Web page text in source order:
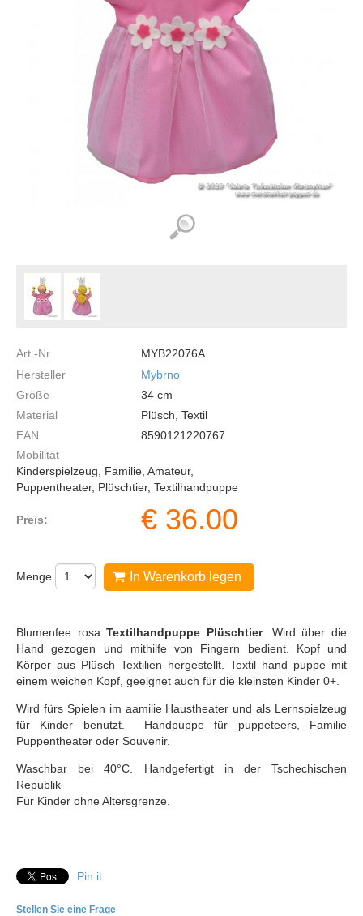
Art.-Nr.
MYB22076A
Hersteller
Mybrno
Größe
34 cm
Material
Plüsch, Textil
EAN
8590121220767
Mobilität
Kinderspielzeug, Familie, Amateur,
Puppentheater, Plüschtier, Textilhandpuppe
Preis: € 36.00
Menge In Warenkorb legen
Blumenfee rosaTextilhandpuppe Plüschtier. Wird über die
Hand gezogen und mithilfe von Fingern bedient. Kopf und
Körper aus Plüsch Textilien hergestellt. Textil hand puppe mit
einem weichen Kopf, geeignet auch für die kleinsten Kinder 0+.
Wird fürs Spielen im аamilie Haustheater und als Lernspielzeug
für Kinder benutzt. Handpuppe für puppeteers, Familie
Puppentheater oder Souvenir.
Waschbar bei 40°C. Handgefertigt in der Tschechischen
Republik
Für Kinder ohne Altersgrenze.
Pin it
Stellen Sie eine Frage